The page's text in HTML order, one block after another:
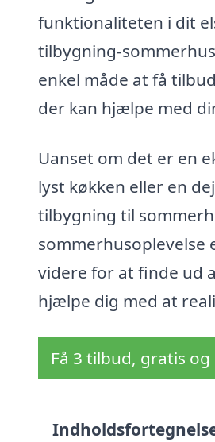
funktionaliteten i dit
tilbygning-
enkel måde at få
der kan hjælpe med
Uanset om det er en
lyst køkken eller en
tilbygning til
sommerhusoplevelse
videre for at finde ud
hjælpe dig med at
Få 3 tilbud, gratis